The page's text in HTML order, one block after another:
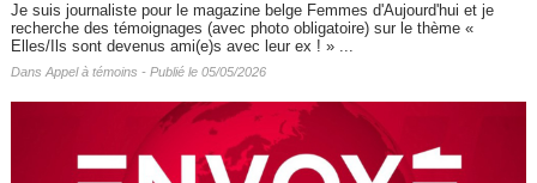
Je suis journaliste pour le magazine belge Femmes d'Aujourd'hui et je
recherche des témoignages (avec photo obligatoire) sur le thème «
Elles/Ils sont devenus ami(e)s avec leur ex ! » ...
Dans Appel à témoins - Publié le 05/05/2026